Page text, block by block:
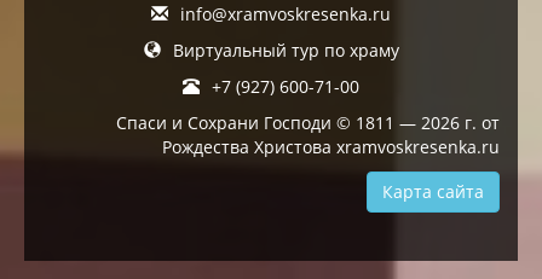
info@xramvoskresenka.ru
Виртуальный тур по храму
+7 (927) 600-71-00
Спаси и Сохрани Господи © 1811 — 2026 г. от
Рождества Христова xramvoskresenka.ru
Карта сайта